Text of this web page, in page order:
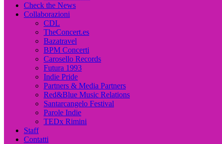
Check the News
Collaborazioni
CDL
TheConcert.es
Bazatravel
BPM Concerti
Carosello Records
Futura 1993
Indie Pride
Partners & Media Partners
Red&Blue Music Relations
Santarcangelo Festival
Parole Indie
TEDx Rimini
Staff
Contatti